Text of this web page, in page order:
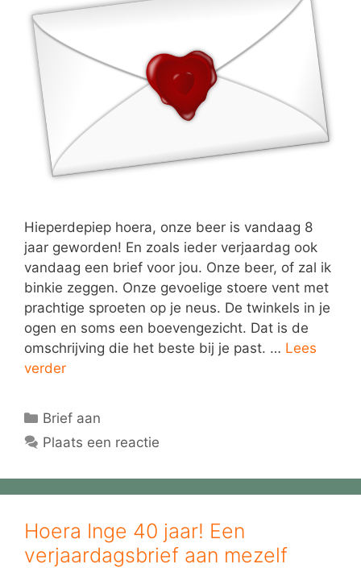
Hieperdepiep hoera, onze beer is vandaag 8
jaar geworden! En zoals ieder verjaardag ook
vandaag een brief voor jou. Onze beer, of zal ik
binkie zeggen. Onze gevoelige stoere vent met
prachtige sproeten op je neus. De twinkels in je
ogen en soms een boevengezicht. Dat is de
omschrijving die het beste bij je past. … Lees
verder
Categorieën
Brief aan
Plaats een reactie
Hoera Inge 40 jaar! Een
verjaardagsbrief aan mezelf